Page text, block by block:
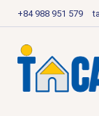
+84 988 951 579